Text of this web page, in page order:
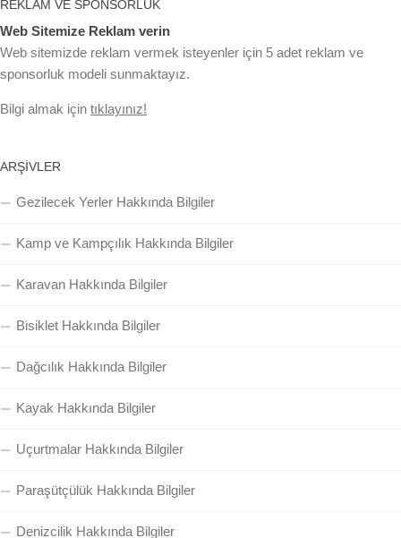
REKLAM VE SPONSORLUK
Web Sitemize Reklam verin
Web sitemizde reklam vermek isteyenler için 5 adet reklam ve
sponsorluk modeli sunmaktayız.
Bilgi almak için tıklayınız!
ARŞIVLER
Gezilecek Yerler Hakkında Bilgiler
Kamp ve Kampçılık Hakkında Bilgiler
Karavan Hakkında Bilgiler
Bisiklet Hakkında Bilgiler
Dağcılık Hakkında Bilgiler
Kayak Hakkında Bilgiler
Uçurtmalar Hakkında Bilgiler
Paraşütçülük Hakkında Bilgiler
Denizcilik Hakkında Bilgiler